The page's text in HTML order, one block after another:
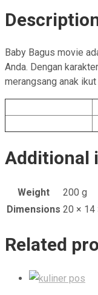
Baby Bagus movie
Anda. Dengan
merangsang anak
Additional
Weight
200 g
Dimensions 20 × 14
Related